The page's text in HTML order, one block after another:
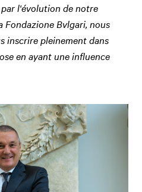
l'évolution de notre
Fondazione Bvlgari, nous
inscrire pleinement dans
en ayant une influence